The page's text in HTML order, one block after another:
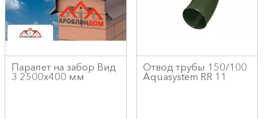
Парапет на забор Вид
3 2500х400 мм
Отвод трубы 150/100
Aquasystem RR 11